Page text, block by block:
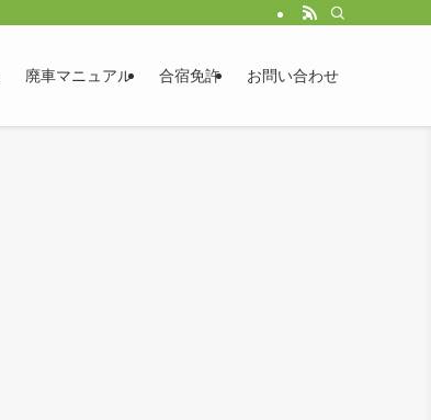
廃車マニュアル 合宿免許 お問い合わせ